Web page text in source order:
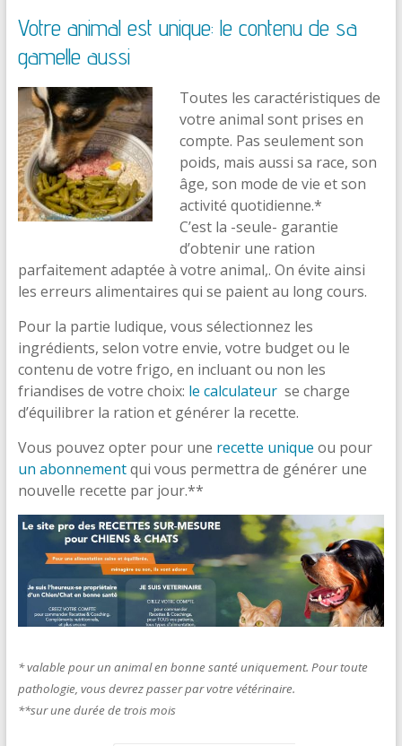
Votre animal est unique: le contenu de sa
gamelle aussi
Toutes les caractéristiques de
votre animal sont prises en
compte. Pas seulement son
poids, mais aussi sa race, son
âge, son mode de vie et son
activité quotidienne.*
C’est la -seule- garantie
d’obtenir une ration
parfaitement adaptée à votre animal,. On évite ainsi
les erreurs alimentaires qui se paient au long cours.
Pour la partie ludique, vous sélectionnez les
ingrédients, selon votre envie, votre budget ou le
contenu de votre frigo, en incluant ou non les
friandises de votre choix: le calculateur se charge
d’équilibrer la ration et générer la recette.
Vous pouvez opter pour une recette unique ou pour
un abonnementqui vous permettra de générer une
nouvelle recette par jour.**
* valable pour un animal en bonne santé uniquement. Pour toute
pathologie, vous devrez passer par votre vétérinaire.
**sur une durée de trois mois